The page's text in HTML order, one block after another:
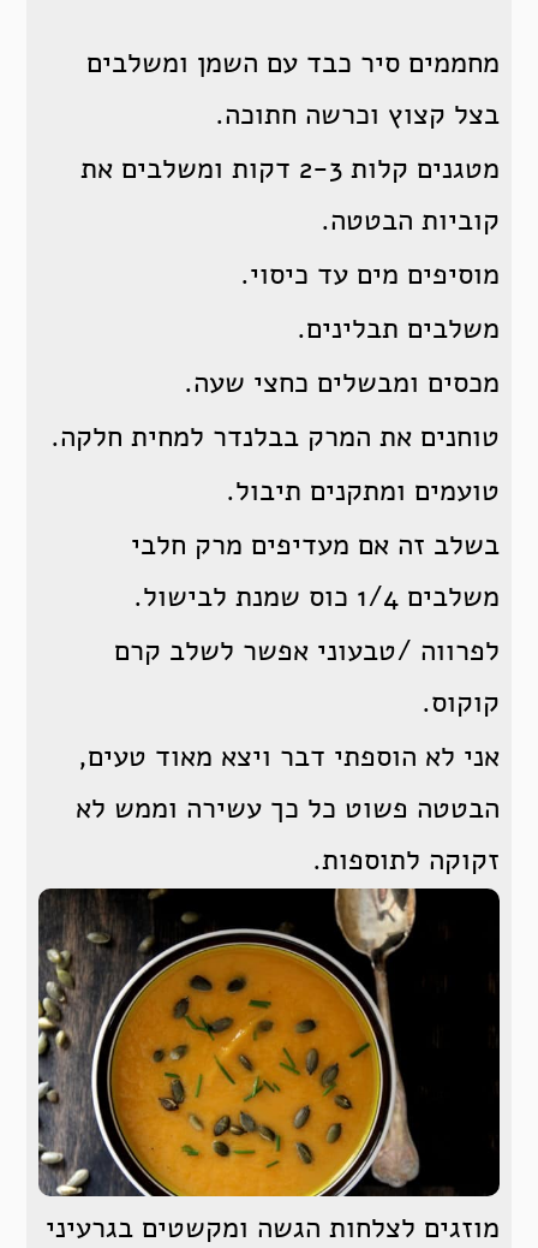
מחממים סיר כבד עם השמן ומשלבים
בצל קצוץ וכרשה חתוכה.
מטגנים קלות 2-3 דקות ומשלבים את
קוביות הבטטה.
מוסיפים מים עד כיסוי.
משלבים תבלינים.
מכסים ומבשלים כחצי שעה.
טוחנים את המרק בבלנדר למחית חלקה.
טועמים ומתקנים תיבול.
בשלב זה אם מעדיפים מרק חלבי
משלבים 1/4 כוס שמנת לבישול.
לפרווה /טבעוני אפשר לשלב קרם
קוקוס.
אני לא הוספתי דבר ויצא מאוד טעים,
הבטטה פשוט כל כך עשירה וממש לא
זקוקה לתוספות.
מוזגים לצלחות הגשה ומקשטים בגרעיני